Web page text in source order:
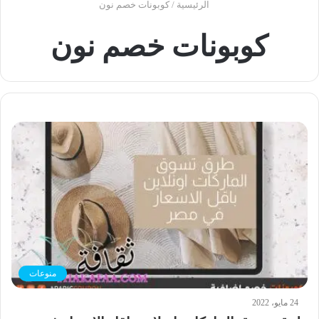
الرئيسية / كوبونات خصم نون
كوبونات خصم نون
منوعات
24 مايو، 2022